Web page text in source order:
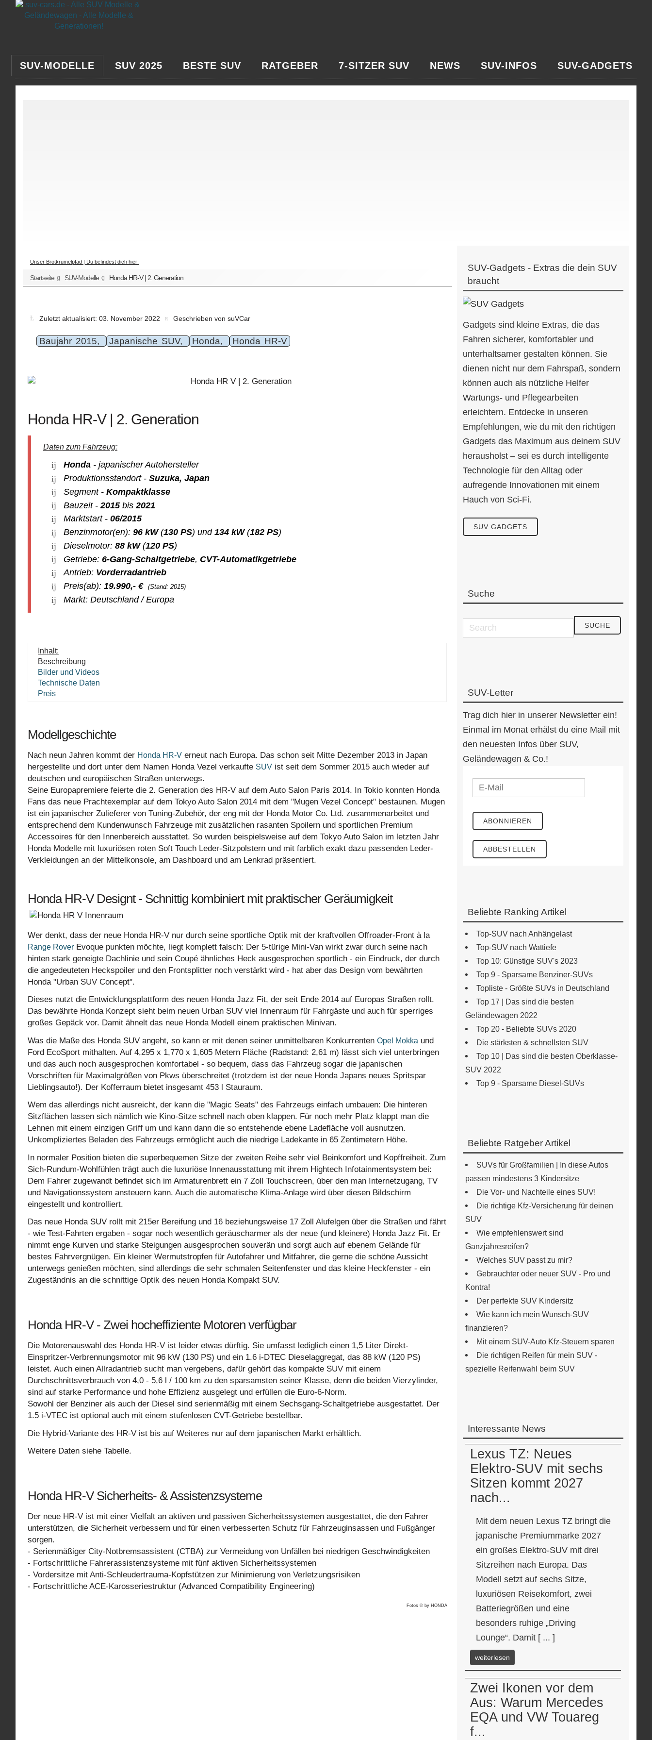
SUV-MODELLE SUV 2025 BESTE SUV RATGEBER 7-SITZER SUV NEWS SUV-INFOS SUV-GADGETS
Unser Brotkrümelpfad | Du befindest dich hier:
Startseite SUV-Modelle Honda HR-V | 2. Generation
Zuletzt aktualisiert: 03. November 2022 Geschrieben von suVCar
Baujahr 2015, Japanische SUV, Honda, Honda HR-V
Honda HR-V | 2. Generation
Daten zum Fahrzeug:
Honda - japanischer Autohersteller
Produktionsstandort - Suzuka, Japan
Segment - Kompaktklasse
Bauzeit - 2015bis 2021
Marktstart - 06/2015
Benzinmotor(en): 96 kW (130 PS) und 134 kW (182 PS)
Dieselmotor: 88 kW (120 PS)
Getriebe: 6-Gang-Schaltgetriebe, CVT-Automatikgetriebe
Antrieb: Vorderradantrieb
Preis(ab): 19.990,- € (Stand: 2015)
Markt: Deutschland / Europa
Inhalt:
Beschreibung
Bilder und Videos
Technische Daten
Preis
Modellgeschichte
Nach neun Jahren kommt der Honda HR-V erneut nach Europa. Das schon seit Mitte Dezember 2013 in Japan
hergestellte und dort unter dem Namen Honda Vezel verkaufte SUV ist seit dem Sommer 2015 auch wieder auf
deutschen und europäischen Straßen unterwegs.
Seine Europapremiere feierte die 2. Generation des HR-V auf dem Auto Salon Paris 2014. In Tokio konnten Honda
Fans das neue Prachtexemplar auf dem Tokyo Auto Salon 2014 mit dem "Mugen Vezel Concept" bestaunen. Mugen
ist ein japanischer Zulieferer von Tuning-Zubehör, der eng mit der Honda Motor Co. Ltd. zusammenarbeitet und
entsprechend dem Kundenwunsch Fahrzeuge mit zusätzlichen rasanten Spoilern und sportlichen Premium
Accessoires für den Innenbereich ausstattet. So wurden beispielsweise auf dem Tokyo Auto Salon im letzten Jahr
Honda Modelle mit luxuriösen roten Soft Touch Leder-Sitzpolstern und mit farblich exakt dazu passenden Leder-
Verkleidungen an der Mittelkonsole, am Dashboard und am Lenkrad präsentiert.
Honda HR-V Designt - Schnittig kombiniert mit praktischer Geräumigkeit
Wer denkt, dass der neue Honda HR-V nur durch seine sportliche Optik mit der kraftvollen Offroader-Front à la
Range Rover Evoque punkten möchte, liegt komplett falsch: Der 5-türige Mini-Van wirkt zwar durch seine nach
hinten stark geneigte Dachlinie und sein Coupé ähnliches Heck ausgesprochen sportlich - ein Eindruck, der durch
die angedeuteten Heckspoiler und den Frontsplitter noch verstärkt wird - hat aber das Design vom bewährten
Honda "Urban SUV Concept".
Dieses nutzt die Entwicklungsplattform des neuen Honda Jazz Fit, der seit Ende 2014 auf Europas Straßen rollt.
Das bewährte Honda Konzept sieht beim neuen Urban SUV viel Innenraum für Fahrgäste und auch für sperriges
großes Gepäck vor. Damit ähnelt das neue Honda Modell einem praktischen Minivan.
Was die Maße des Honda SUV angeht, so kann er mit denen seiner unmittelbaren Konkurrenten Opel Mokka und
Ford EcoSport mithalten. Auf 4,295 x 1,770 x 1,605 Metern Fläche (Radstand: 2,61 m) lässt sich viel unterbringen
und das auch noch ausgesprochen komfortabel - so bequem, dass das Fahrzeug sogar die japanischen
Vorschriften für Maximalgrößen von Pkws überschreitet (trotzdem ist der neue Honda Japans neues Spritspar
Lieblingsauto!). Der Kofferraum bietet insgesamt 453 l Stauraum.
Wem das allerdings nicht ausreicht, der kann die "Magic Seats" des Fahrzeugs einfach umbauen: Die hinteren
Sitzflächen lassen sich nämlich wie Kino-Sitze schnell nach oben klappen. Für noch mehr Platz klappt man die
Lehnen mit einem einzigen Griff um und kann dann die so entstehende ebene Ladefläche voll ausnutzen.
Unkompliziertes Beladen des Fahrzeugs ermöglicht auch die niedrige Ladekante in 65 Zentimetern Höhe.
In normaler Position bieten die superbequemen Sitze der zweiten Reihe sehr viel Beinkomfort und Kopffreiheit. Zum
Sich-Rundum-Wohlfühlen trägt auch die luxuriöse Innenausstattung mit ihrem Hightech Infotainmentsystem bei:
Dem Fahrer zugewandt befindet sich im Armaturenbrett ein 7 Zoll Touchscreen, über den man Internetzugang, TV
und Navigationssystem ansteuern kann. Auch die automatische Klima-Anlage wird über diesen Bildschirm
eingestellt und kontrolliert.
Das neue Honda SUV rollt mit 215er Bereifung und 16 beziehungsweise 17 Zoll Alufelgen über die Straßen und fährt
- wie Test-Fahrten ergaben - sogar noch wesentlich geräuscharmer als der neue (und kleinere) Honda Jazz Fit. Er
nimmt enge Kurven und starke Steigungen ausgesprochen souverän und sorgt auch auf ebenem Gelände für
bestes Fahrvergnügen. Ein kleiner Wermutstropfen für Autofahrer und Mitfahrer, die gerne die schöne Aussicht
unterwegs genießen möchten, sind allerdings die sehr schmalen Seitenfenster und das kleine Heckfenster - ein
Zugeständnis an die schnittige Optik des neuen Honda Kompakt SUV.
Honda HR-V - Zwei hocheffiziente Motoren verfügbar
Die Motorenauswahl des Honda HR-V ist leider etwas dürftig. Sie umfasst lediglich einen 1,5 Liter Direkt-
Einspritzer-Verbrennungsmotor mit 96 kW (130 PS) und ein 1.6 i-DTEC Dieselaggregat, das 88 kW (120 PS)
leistet. Auch einen Allradantrieb sucht man vergebens, dafür gehört das kompakte SUV mit einem
Durchschnittsverbrauch von 4,0 - 5,6 l / 100 km zu den sparsamsten seiner Klasse, denn die beiden Vierzylinder,
sind auf starke Performance und hohe Effizienz ausgelegt und erfüllen die Euro-6-Norm.
Sowohl der Benziner als auch der Diesel sind serienmäßig mit einem Sechsgang-Schaltgetriebe ausgestattet. Der
1.5 i-VTEC ist optional auch mit einem stufenlosen CVT-Getriebe bestellbar.
Die Hybrid-Variante des HR-V ist bis auf Weiteres nur auf dem japanischen Markt erhältlich.
Weitere Daten siehe Tabelle.
Honda HR-V Sicherheits- & Assistenzsysteme
Der neue HR-V ist mit einer Vielfalt an aktiven und passiven Sicherheitssystemen ausgestattet, die den Fahrer
unterstützen, die Sicherheit verbessern und für einen verbesserten Schutz für Fahrzeuginsassen und Fußgänger
sorgen.
- Serienmäßiger City-Notbremsassistent (CTBA) zur Vermeidung von Unfällen bei niedrigen Geschwindigkeiten
- Fortschrittliche Fahrerassistenzsysteme mit fünf aktiven Sicherheitssystemen
- Vordersitze mit Anti-Schleudertrauma-Kopfstützen zur Minimierung von Verletzungsrisiken
- Fortschrittliche ACE-Karosseriestruktur (Advanced Compatibility Engineering)
Fotos © by HONDA
SUV-Gadgets - Extras die dein SUV
braucht
Gadgets sind kleine Extras, die das
Fahren sicherer, komfortabler und
unterhaltsamer gestalten können. Sie
dienen nicht nur dem Fahrspaß, sondern
können auch als nützliche Helfer
Wartungs- und Pflegearbeiten
erleichtern. Entdecke in unseren
Empfehlungen, wie du mit den richtigen
Gadgets das Maximum aus deinem SUV
herausholst – sei es durch intelligente
Technologie für den Alltag oder
aufregende Innovationen mit einem
Hauch von Sci-Fi.
SUV GADGETS
Suche
SUV-Letter
Trag dich hier in unserer Newsletter ein!
Einmal im Monat erhälst du eine Mail mit
den neuesten Infos über SUV,
Geländewagen & Co.!
Beliebte Ranking Artikel
Top-SUV nach Anhängelast
Top-SUV nach Wattiefe
Top 10: Günstige SUV's 2023
Top 9 - Sparsame Benziner-SUVs
Topliste - Größte SUVs in Deutschland
Top 17 | Das sind die besten
Geländewagen 2022
Top 20 - Beliebte SUVs 2020
Die stärksten & schnellsten SUV
Top 10 | Das sind die besten Oberklasse-
SUV 2022
Top 9 - Sparsame Diesel-SUVs
Beliebte Ratgeber Artikel
SUVs für Großfamilien | In diese Autos
passen mindestens 3 Kindersitze
Die Vor- und Nachteile eines SUV!
Die richtige Kfz-Versicherung für deinen
SUV
Wie empfehlenswert sind
Ganzjahresreifen?
Welches SUV passt zu mir?
Gebrauchter oder neuer SUV - Pro und
Kontra!
Der perfekte SUV Kindersitz
Wie kann ich mein Wunsch-SUV
finanzieren?
Mit einem SUV-Auto Kfz-Steuern sparen
Die richtigen Reifen für mein SUV -
spezielle Reifenwahl beim SUV
Interessante News
Lexus TZ: Neues
Elektro-SUV mit sechs
Sitzen kommt 2027
nach...
Mit dem neuen Lexus TZ bringt die
japanische Premiummarke 2027
ein großes Elektro-SUV mit drei
Sitzreihen nach Europa. Das
Modell setzt auf sechs Sitze,
luxuriösen Reisekomfort, zwei
Batteriegrößen und eine
besonders ruhige „Driving
Lounge“. Damit [ ... ]
weiterlesen
Zwei Ikonen vor dem
Aus: Warum Mercedes
EQA und VW Touareg
f...